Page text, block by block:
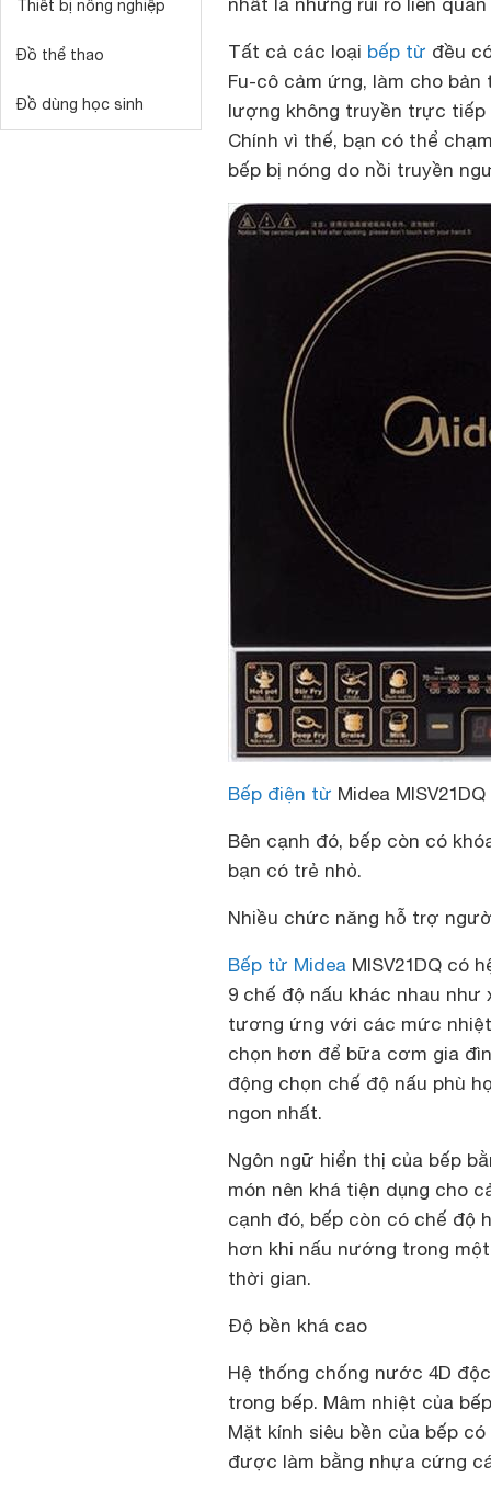
Thiết bị nông nghiệp
Đồ thể thao
Đồ dùng học sinh
nhất là những rủi ro liên
Tất cả các loại bếp từ đều
Fu-cô cảm ứng, làm cho
lượng không truyền trực tiếp
Chính vì thế, bạn có thể
bếp bị nóng do nồi truyền
Bếp điện từ Midea MISV21DQ
Bên cạnh đó, bếp còn có
bạn có trẻ nhỏ.
Nhiều chức năng hỗ trợ
Bếp từ Midea MISV21DQ có
9 chế độ nấu khác nhau
tương ứng với các mức
chọn hơn để bữa cơm gia
động chọn chế độ nấu phù
ngon nhất.
Ngôn ngữ hiển thị của bếp
món nên khá tiện dụng cho
cạnh đó, bếp còn có chế độ
hơn khi nấu nướng trong
thời gian.
Độ bền khá cao
Hệ thống chống nước 4D
trong bếp. Mâm nhiệt của
Mặt kính siêu bền của bếp
được làm bằng nhựa cứng